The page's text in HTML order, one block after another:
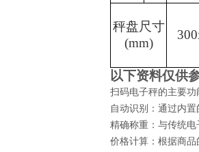
秤盘尺寸
(mm)
以下资料仅供
扫码电子秤的主要功
自动识别：通过内
精确称重：与传统
价格计算：根据商